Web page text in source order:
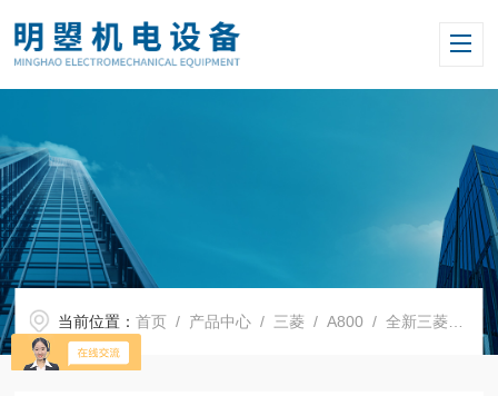
当前位置：首页 / 产品中心 / 三菱 /A800 / 全新三菱变频器FR-A840-00620-2-60